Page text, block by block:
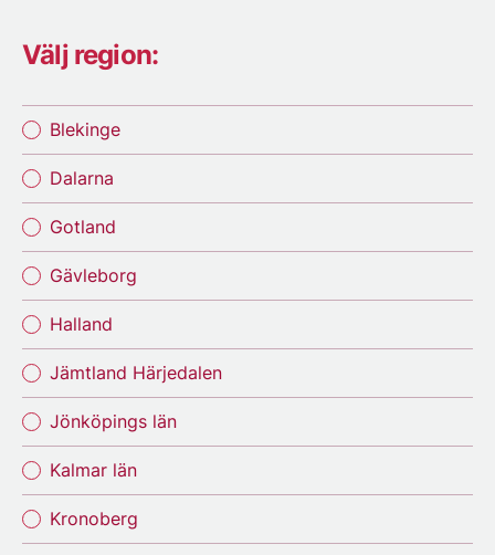
Välj region:
Blekinge
Dalarna
Gotland
Gävleborg
Halland
Jämtland Härjedalen
Jönköpings län
Kalmar län
Kronoberg